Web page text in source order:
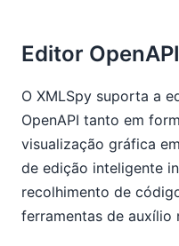
Editor OpenAPI
O XMLSpy suporta a
OpenAPI tanto em
visualização gráfica
de edição inteligente
recolhimento de
ferramentas de auxílio